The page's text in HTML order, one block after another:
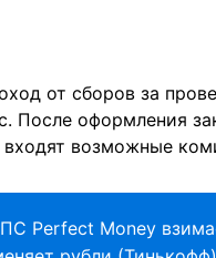
от сборов за
После оформления
входят возможные
Perfect Money